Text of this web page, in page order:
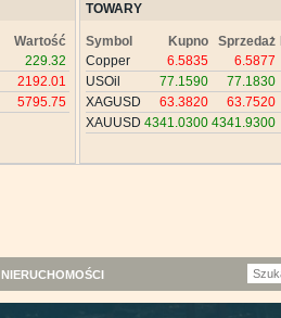
Wartość
229.32
2192.01
5795.75
TOWARY
Symbol Kupno Sprzedaż
Copper
6.5835 6.5877
USOil
77.1590 77.1830
XAGUSD
63.3820 63.7520
XAUUSD 4341.0300 4341.9300
NIERUCHOMOŚCI